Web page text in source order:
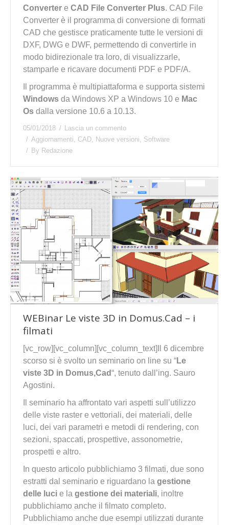
Converter e CAD File Converter Plus. CAD File
Converter è il programma di conversione di formati
CAD che gestisce praticamente tutte le versioni di
DXF, DWG e DWF, permettendo di convertirle in
modo bidirezionale tra loro, di visualizzarle,
stamparle e ricavare documenti PDF e PDF/A.
Il programma è multipiattaforma e supporta sistemi
Windows da Windows XP a Windows 10 e Mac
Os dalla versione 10.6 a 10.13.
05/01/2018
Lascia un commento
Aggiornamenti
CAD Nuove versioni
Software
By Redazione
WEBinar Le viste 3D in Domus.Cad – i
filmati
[vc_row][vc_column][vc_column_text]Il 6 dicembre
scorso si è svolto un seminario on line su “Le
viste 3D in Domus,Cad“, tenuto dall’ing. Sauro
Agostini.
Il seminario ha affrontato vari aspetti sull’utilizzo
delle viste raster e vettoriali, dei materiali, delle
luci, dei vari parametri e metodi di rendering, con
sezioni, spaccati, prospettive, assonometrie,
prospetti e altro.
In questo articolo pubblichiamo 3 filmati, due sono
estratti dal seminario e riguardano la gestione
delle luci e la gestione dei materiali, inoltre
pubblichiamo anche il filmato completo.
Pubblichiamo anche due esempi utilizzati durante